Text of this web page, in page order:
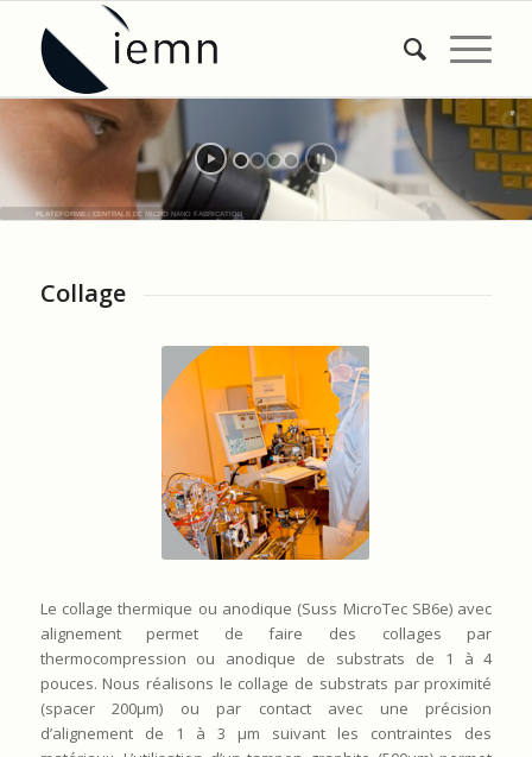
PLATEFORME : CENTRALE DE MICRO NANO FABRICATION
Collage
Le collage thermique ou anodique (Suss MicroTec SB6e) avec
alignement permet de faire des collages par
thermocompression ou anodique de substrats de 1 à 4
pouces. Nous réalisons le collage de substrats par proximité
(spacer 200µm) ou par contact avec une précision
d’alignement de 1 à 3 µm suivant les contraintes des